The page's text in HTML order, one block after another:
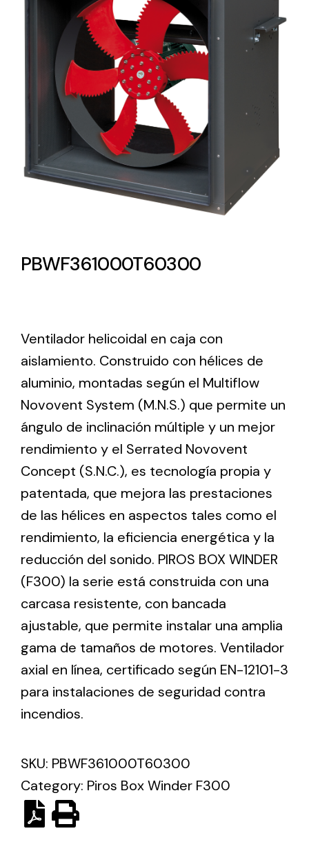
Lighting and Electrical
Equipment
Complete solutions in lighting and electrical
material for each project and need
Ventilation
The incorporation of Novovent into the group
meant a greater offer of ventilation products for
different uses
Iluminación Solar
Variedad de soluciones solares para todo tipo
de necesidades.
Solar lighting
Variety of solar solutions for all kinds of needs.
PBWF361000T60300
Ventilador helicoidal en caja con
aislamiento. Construido con hélices de
aluminio, montadas según el Multiflow
Novovent System (M.N.S.) que permite un
ángulo de inclinación múltiple y un mejor
rendimiento y el Serrated Novovent
Concept (S.N.C.), es tecnología propia y
patentada, que mejora las prestaciones
de las hélices en aspectos tales como el
rendimiento, la eficiencia energética y la
reducción del sonido. PIROS BOX WINDER
(F300) la serie está construida con una
carcasa resistente, con bancada
ajustable, que permite instalar una amplia
gama de tamaños de motores. Ventilador
axial en línea, certificado según EN-12101-3
para instalaciones de seguridad contra
incendios.
SKU: PBWF361000T60300
Category: Piros Box Winder F300